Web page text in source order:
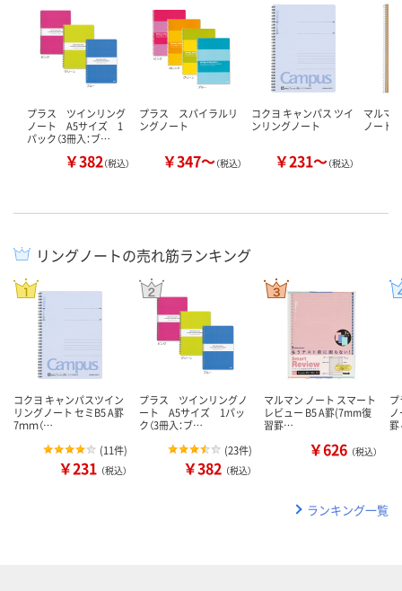
プラス ツインリング
ノート A5サイズ 1
パック（3冊入：ブ…
￥382（税込）
プラス スパイラルリ
ングノート
￥347～（税込）
コクヨ キャンパス ツイ
ンリングノート
￥231～（税込）
マルマ
ノート
リングノートの売れ筋ランキング
コクヨ キャンパスツイン
リングノート セミB5 A罫
7ｍｍ（…
(11件)
￥231 （税込）
プラス ツインリングノ
ート A5サイズ 1パッ
ク（3冊入：ブ…
(23件)
￥382 （税込）
マルマン ノート スマート
レビュー B5 A罫(7mm復
習罫…
￥626 （税込）
ランキング一覧